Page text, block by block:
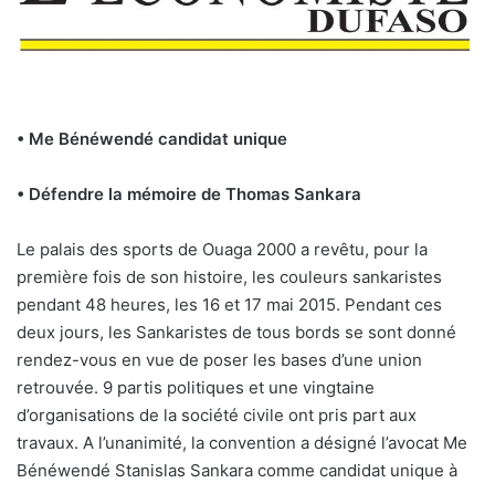
• Me Bénéwendé candidat unique
• Défendre la mémoire de Thomas Sankara
Le palais des sports de Ouaga 2000 a revêtu, pour la
première fois de son histoire, les couleurs sankaristes
pendant 48 heures, les 16 et 17 mai 2015. Pendant ces
deux jours, les Sankaristes de tous bords se sont donné
rendez-vous en vue de poser les bases d’une union
retrouvée. 9 partis politiques et une vingtaine
d’organisations de la société civile ont pris part aux
travaux. A l’unanimité, la convention a désigné l’avocat Me
Bénéwendé Stanislas Sankara comme candidat unique à